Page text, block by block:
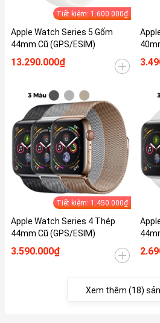
Tiết kiệm: 1.600.000₫
Apple Watch Series 5 Gốm
44mm Cũ (GPS/ESIM)
13.290.000₫
Tiết kiệm: 1.450.000₫
Apple Watch Series 4 Thép
44mm Cũ (GPS/ESIM)
3.590.000₫
Xem thêm (18)